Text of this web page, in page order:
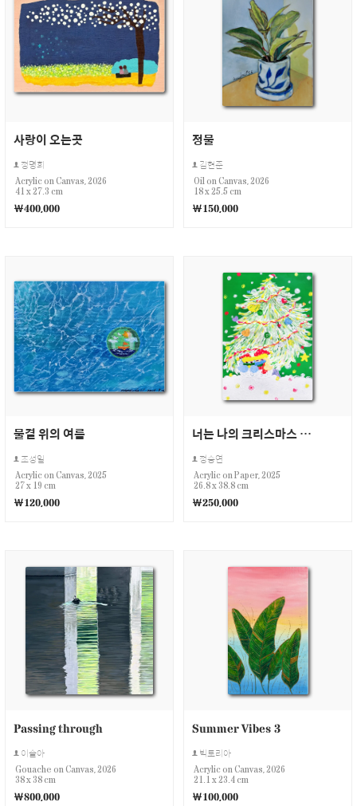
사랑이 오는곳
정명희
Acrylic on Canvas, 2026
41 x 27.3 cm
￦400,000
정물
김현준
Oil on Canvas, 2026
18 x 25.5 cm
￦150,000
물결 위의 여름
조성일
Acrylic on Canvas, 2025
27 x 19 cm
￦120,000
너는 나의 크리스마스 You are my Christmas
정승연
Acrylic on Paper, 2025
26.8 x 38.8 cm
￦250,000
Passing through
이슬아
Gouache on Canvas, 2026
38 x 38 cm
￦800,000
Summer Vibes 3
빅토리아
Acrylic on Canvas, 2026
21.1 x 23.4 cm
￦100,000